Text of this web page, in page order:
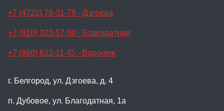
+7 (4722) 78-31-78 - Дзгоева
+7 (910) 323-57-50 - Благодатная
+7 (960) 622-11-45 - Воронеж
г. Белгород, ул. Дзгоева, д. 4
п. Дубовое, ул. Благодатная, 1а